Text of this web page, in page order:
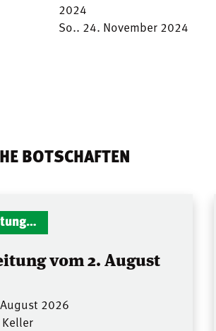
2024
So.. 24. November 2024
BOTSCHAFTEN
Einleitungen Gottesdienst
vom 2. August
2026
Keller